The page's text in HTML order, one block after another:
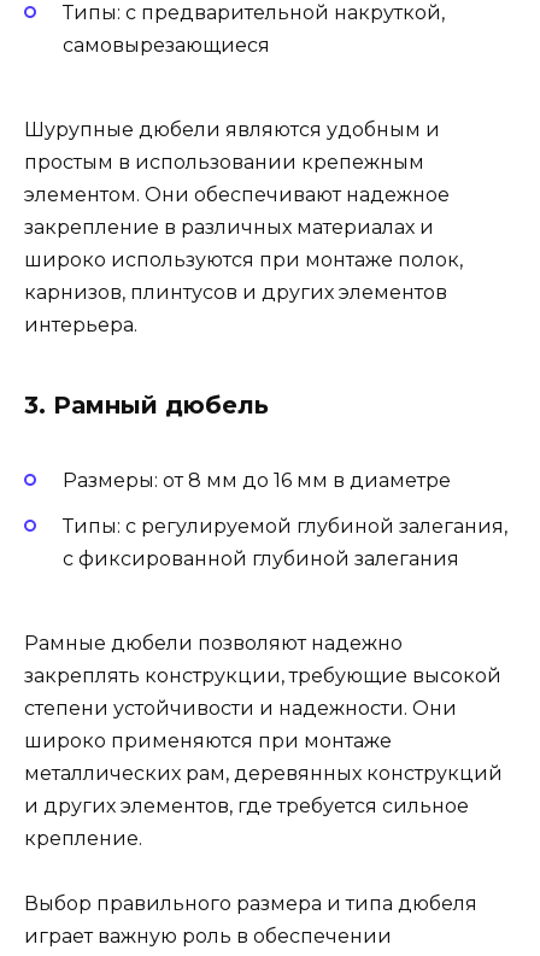
Типы: с предварительной накруткой,
самовырезающиеся
Шурупные дюбели являются удобным и
простым в использовании крепежным
элементом. Они обеспечивают надежное
закрепление в различных материалах и
широко используются при монтаже полок,
карнизов, плинтусов и других элементов
интерьера.
3. Рамный дюбель
Размеры: от 8 мм до 16 мм в диаметре
Типы: с регулируемой глубиной залегания,
с фиксированной глубиной залегания
Рамные дюбели позволяют надежно
закреплять конструкции, требующие высокой
степени устойчивости и надежности. Они
широко применяются при монтаже
металлических рам, деревянных конструкций
и других элементов, где требуется сильное
крепление.
Выбор правильного размера и типа дюбеля
играет важную роль в обеспечении